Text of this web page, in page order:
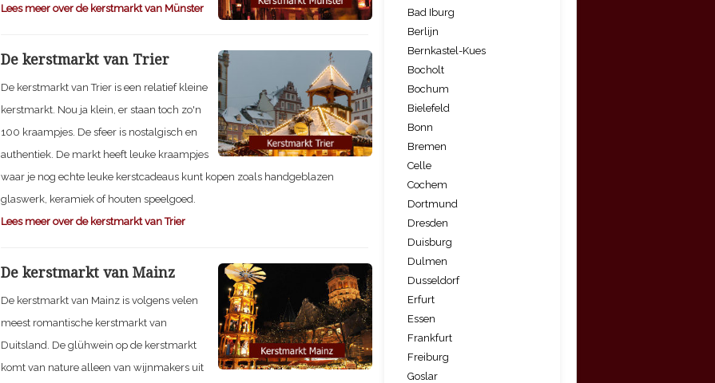
Lees meer over de kerstmarkt van Münster
De kerstmarkt van Trier
De kerstmarkt van Trier is een relatief kleine
kerstmarkt. Nou ja klein, er staan toch zo'n
100 kraampjes. De sfeer is nostalgisch en
authentiek. De markt heeft leuke kraampjes
waar je nog echte leuke kerstcadeaus kunt kopen zoals handgeblazen
glaswerk, keramiek of houten speelgoed.
Lees meer over de kerstmarkt van Trier
De kerstmarkt van Mainz
De kerstmarkt van Mainz is volgens velen
meest romantische kerstmarkt van
Duitsland. De glühwein op de kerstmarkt
komt van nature alleen van wijnmakers uit
Bad Iburg
Berlijn
Bernkastel-Kues
Bocholt
Bochum
Bielefeld
Bonn
Bremen
Celle
Cochem
Dortmund
Dresden
Duisburg
Dulmen
Dusseldorf
Erfurt
Essen
Frankfurt
Freiburg
Goslar